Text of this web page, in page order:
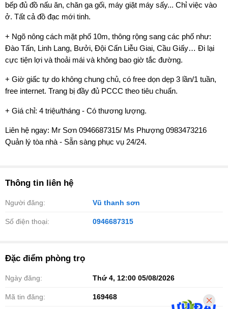
bếp đủ đồ nấu ăn, chăn ga gối, máy giặt máy sấy... Chỉ việc vào
ở. Tất cả đồ đạc mới tinh.
+ Ngõ nông cách mặt phố 10m, thông rộng sang các phố như:
Đào Tấn, Linh Lang, Bưởi, Đội Cấn Liễu Giai, Cầu Giấy… Đi lại
cực tiện lợi và thoải mái và không bao giờ tắc đường.
+ Giờ giấc tự do không chung chủ, có free dọn dẹp 3 lần/1 tuần,
free internet. Trang bị đầy đủ PCCC theo tiêu chuẩn.
+ Giá chỉ: 4 triệu/tháng - Có thương lượng.
Liên hệ ngay: Mr Sơn 0946687315/ Ms Phượng 0983473216
Quản lý tòa nhà - Sẵn sàng phục vụ 24/24.
Thông tin liên hệ
Người đăng: Vũ thanh sơn
Số điện thoại: 0946687315
Đặc điểm phòng trọ
Ngày đăng: Thứ 4, 12:00 05/08/2026
Mã tin đăng: 169468